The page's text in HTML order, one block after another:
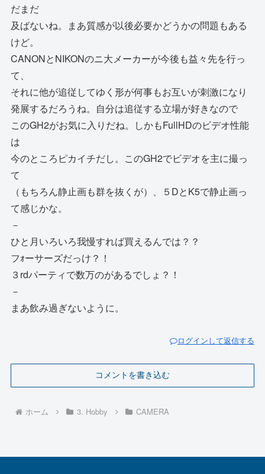
だまだ
及ばないね。まあ質感が以後必要かどうかの問題もある
けど。
CANONとNIKONのニ大メーカーが今後も益々先を行っ
て、
それに他が追従してゆく形が何事もお互いが刺激になり
発展するだろうね。自分は追従する立場が好きなので
このGH2がお気に入りだね。しかもFullHDのビデオ性能
は
今のところピカイチだし。このGH2でビデオを主に撮っ
て
（もちろん静止画も群を抜くが）、５DとK5で静止画っ
て感じかな。
－
ひと月いろいろ我慢すれば買えるんでは？？
フｫーサーズだっけ？！
３rdパーティで数万のがあるでしょ？！
－
まあ飲み過ぎないように。
ログインして返信する
コメントを書き込む
ホーム 3. Hobby CAMERA